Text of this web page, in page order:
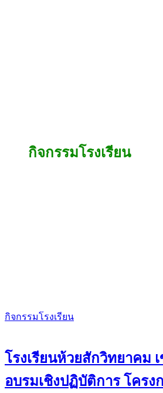
กิจกรรมโรงเรียน
กิจกรรมโรงเรียน
โรงเรียนห้วยสักวิทยาคม
อบรมเชิงปฏิบัติการ โครง